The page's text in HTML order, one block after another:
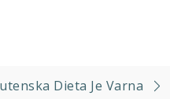
Dieta Je Varna